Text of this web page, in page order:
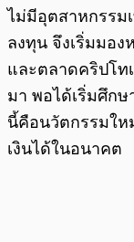
ไม่มีอุตสาหกรรม
ลงทุน จึงเริ่มมอง
และตลาดคริปโท
มา พอได้เริ่มศึกษ
นี้คือนวัตกรรมให
เงินได้ในอนาคต